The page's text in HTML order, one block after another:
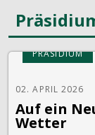
PRÄSIDIUM
02. APRIL 2026
Auf ein
Wetter